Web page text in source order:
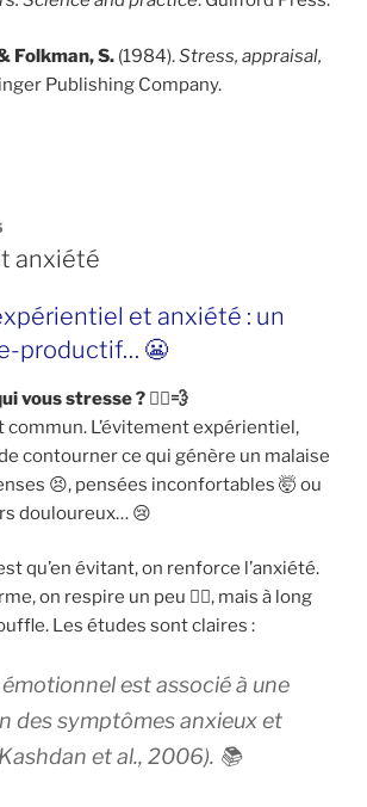
Folkman, S. (1984).Stress, appraisal,
Publishing Company.
anxiété
et anxiété : un
productif… 😬
vous stresse ? 🏃‍♂️💨
commun. L’évitement expérientiel,
contourner ce qui génère un malaise
😣, pensées inconfortables 🤯 ou
douloureux… 😢
qu’en évitant, on renforce l’anxiété.
on respire un peu 😮‍💨, mais à long
Les études sont claires :
émotionnel est associé à une
des symptômes anxieux et
et al., 2006). 📚